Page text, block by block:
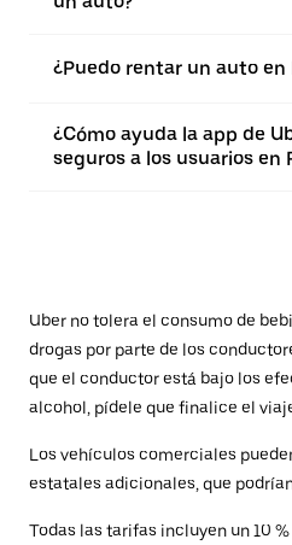
¿Puedo rentar un auto
¿Cómo ayuda la app de
seguros a los usuarios en
Uber no tolera el consumo de
drogas por parte de los
que el conductor está bajo los
alcohol, pídele que finalice el
Los vehículos comerciales
estatales adicionales, que
Todas las tarifas incluyen un 10 %